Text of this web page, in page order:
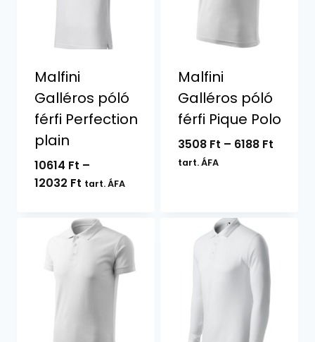
Malfini
Galléros póló
férfi Perfection
plain
10614 Ft –
12032 FtÁrtartomány:
-
12032 Ft
tart. ÁFA
Malfini
Galléros póló
férfi Pique Polo
3508 Ft – 6188 Ft
tart. ÁFA